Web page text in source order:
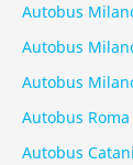
Autobus
Autobus
Autobus
Autobus
Autobus